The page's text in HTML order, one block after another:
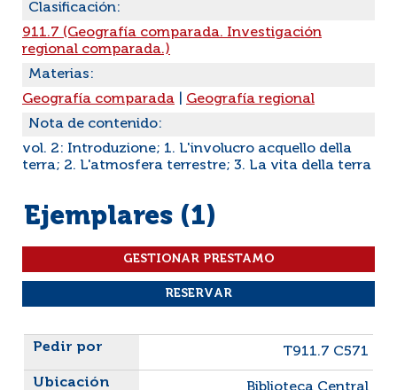
Clasificación:
911.7 (Geografía comparada. Investigación
regional comparada.)
Materias:
Geografía comparada
Geografía regional
Nota de contenido:
vol. 2: Introduzione; 1. L'involucro acquello della
terra; 2. L'atmosfera terrestre; 3. La vita della terra
Ejemplares (1)
Liste des exemplaires
T911.7 C571